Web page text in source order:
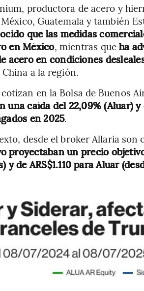
productora de acero y
Guatemala y también
que las medidas
en México, mientras queha
acero en condiciones
a la región.
en la Bolsa de Buenos
una caída del 22,09% (Aluar)
en 2025.
desde el broker Allaria son
proyectaban un precio
y de ARS$1.110 para Aluar